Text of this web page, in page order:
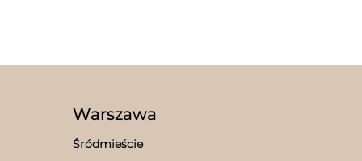
Warszawa
Śródmieście